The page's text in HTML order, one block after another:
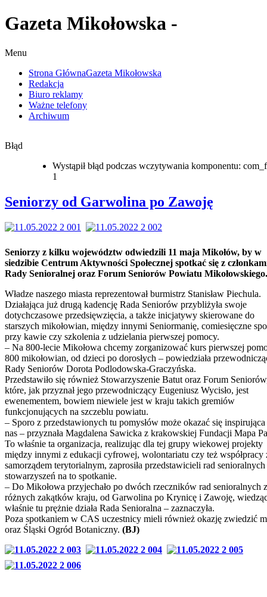
Gazeta Mikołowska -
Menu
Strona GłównaGazeta Mikołowska
Redakcja
Biuro reklamy
Ważne telefony
Archiwum
Błąd
Wystąpił błąd podczas wczytywania komponentu:
1
Seniorzy od Garwolina po Zawoję
Seniorzy z kilku województw odwiedzili 11 maja Mikołów, by w
siedzibie Centrum Aktywności Społecznej spotkać się z
Rady Senioralnej oraz Forum Seniorów Powiatu Mikołowskiego.
Władze naszego miasta reprezentował burmistrz Stanisław Piechula.
Działająca już drugą kadencję Rada Seniorów przybliżyła swoje
dotychczasowe przedsięwzięcia, a także inicjatywy skierowane do
starszych mikołowian, między innymi Seniormanię, comiesięczne
przy kawie czy szkolenia z udzielania pierwszej pomocy.
– Na 800-lecie Mikołowa chcemy zorganizować kurs pierwszej
800 mikołowian, od dzieci po dorosłych – powiedziała
Rady Seniorów Dorota Podlodowska-Graczyńska.
Przedstawiło się również Stowarzyszenie Batut oraz Forum
które, jak przyznał jego przewodniczący Eugeniusz Wycisło, jest
ewenementem, bowiem niewiele jest w kraju takich gremiów
funkcjonujących na szczeblu powiatu.
– Sporo z przedstawionych tu pomysłów może okazać się
nas – przyznała Magdalena Sawicka z krakowskiej Fundacji Mapa
To właśnie ta organizacja, realizując dla tej grupy wiekowej projekty
między innymi z edukacji cyfrowej, wolontariatu czy też współpracy
samorządem terytorialnym, zaprosiła przedstawicieli rad
stowarzyszeń na to spotkanie.
– Do Mikołowa przyjechało po dwóch rzeczników rad senioralnych z
różnych zakątków kraju, od Garwolina po Krynicę i Zawoję,
właśnie tu prężnie działa Rada Senioralna – zaznaczyła.
Poza spotkaniem w CAS uczestnicy mieli również okazję zwiedzić
oraz Śląski Ogród Botaniczny. (BJ)